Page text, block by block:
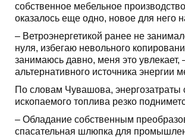
собственное мебельное
оказалось еще одно, новое для него
– Ветроэнергетикой ранее не
нуля, избегаю невольного
занимаюсь давно, меня это
альтернативного источника энергии
По словам Чувашова, энергозатраты
ископаемого топлива резко
– Обладание собственным
спасательная шлюпка для